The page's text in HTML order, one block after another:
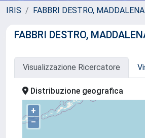
IRIS FABBRI DESTRO, MADDALENA
FABBRI DESTRO,
Visualizzazione Ricercatore
Distribuzione geografica
+
–